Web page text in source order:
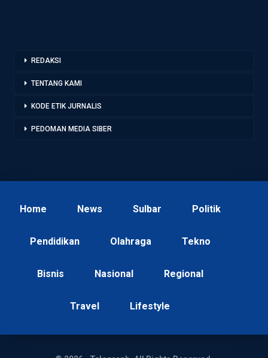
REDAKSI
TENTANG KAMI
KODE ETIK JURNALIS
PEDOMAN MEDIA SIBER
Home News Sulbar Politik
Pendidikan Olahraga Tekno
Bisnis Nasional Regional
Travel Lifestyle